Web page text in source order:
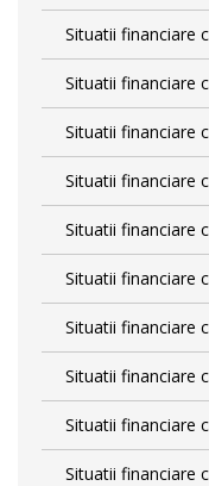
Situatii financiare
Situatii financiare
Situatii financiare
Situatii financiare
Situatii financiare
Situatii financiare
Situatii financiare
Situatii financiare
Situatii financiare
Situatii financiare